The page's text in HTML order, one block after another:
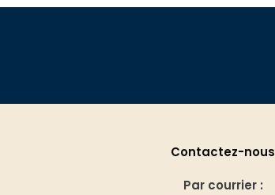
Contactez-nous
Par courrier :